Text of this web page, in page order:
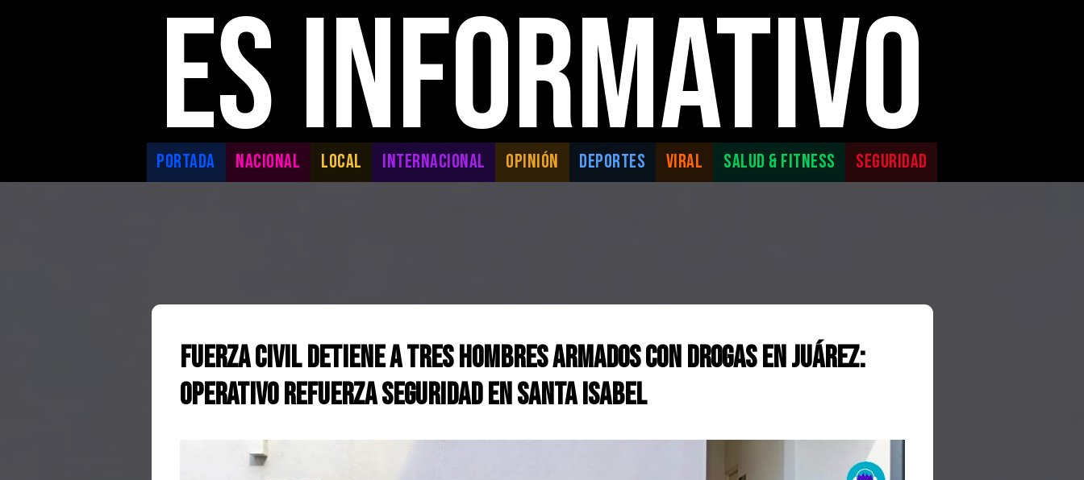
ES INFORMATIVO
PORTADA NACIONAL LOCAL INTERNACIONAL OPINIÓN DEPORTES VIRAL SALUD & FITNESS SEGURIDAD
Fuerza Civil Detiene a Tres Hombres Armados con Drogas en Juárez:
Operativo Refuerza Seguridad en Santa Isabel